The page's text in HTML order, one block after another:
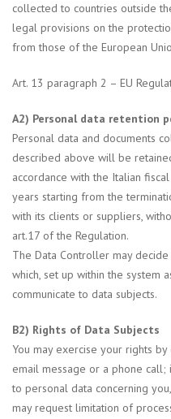
collected to countries outside
legal provisions on the
from those of the European
Art. 13 paragraph 2 – EU
A2) Personal data retention
Personal data and documents
described above will be
accordance with the Italian
years starting from the
with its clients or suppliers,
art.17 of the Regulation.
The Data Controller may
which, set up within the system
communicate to data subjects.
B2) Rights of Data Subjects
You may exercise your rights
email message or a phone call;
to personal data concerning
may request limitation of